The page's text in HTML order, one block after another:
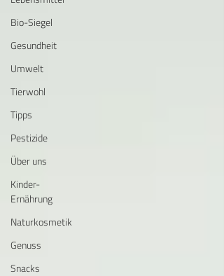
Bio-Siegel
Gesundheit
Umwelt
Tierwohl
Tipps
Pestizide
Über uns
Kinder-
Ernährung
Naturkosmetik
Genuss
Snacks